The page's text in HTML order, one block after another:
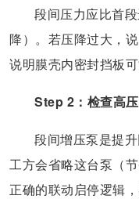
段间压力应比首
降）。若压降过大，
说明膜壳内密封挡板可
Step 2：检查高
段间增压泵是提
工方会省略这台泵（
正确的联动启停逻辑